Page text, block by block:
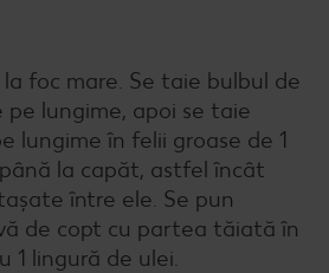
foc mare. Se taie bulbul de
lungime, apoi se taie
lungime în felii groase de 1
la capăt, astfel încât
între ele. Se pun
de copt cu partea tăiată în
1 lingură de ulei.